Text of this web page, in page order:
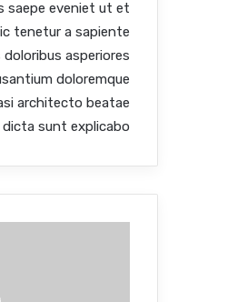
saepe eveniet ut et
tenetur a sapiente
asperiores
doloremque
architecto beatae
sunt explicabo.